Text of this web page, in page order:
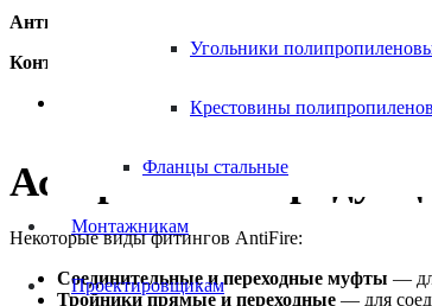
Угольники
Крестовины
Фланцы стальные
Монтажникам
Проектировщикам
Антифаер
— бренд фитингов для
Контакты
Компания AntiFire в Нижнем Новгороде:
Ассортимент
Некоторые виды фитингов AntiFire:
Соединительные и переходные муфты —
Тройники прямые и переходные — для